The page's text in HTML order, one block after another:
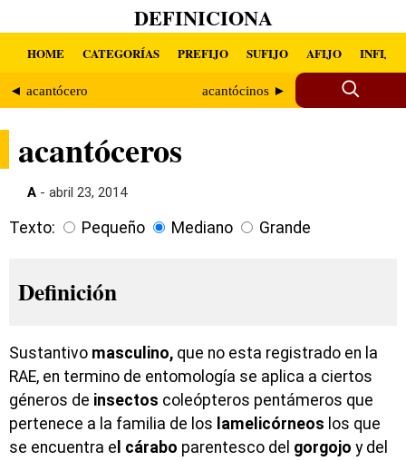
DEFINICIONA
HOME CATEGORÍAS PREFIJO SUFIJO AFIJO INFIJO
◄ acantócero acantócinos ►
acantóceros
A - abril 23, 2014
Texto: Pequeño Mediano Grande
Definición
Sustantivo masculino, que no esta registrado en la
RAE, en termino de entomología se aplica a ciertos
géneros de insectos coleópteros pentámeros que
pertenece a la familia de los lamelicórneos los que
se encuentra e l cárabo parentesco del gorgojo y del